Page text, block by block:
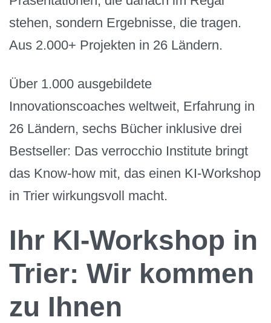
stehen, sondern Ergebnisse, die tragen.
Aus 2.000+ Projekten in 26 Ländern.
Über 1.000 ausgebildete
Innovationscoaches weltweit, Erfahrung in
26 Ländern, sechs Bücher inklusive drei
Bestseller: Das verrocchio Institute bringt
das Know-how mit, das einen KI-Workshop
in Trier wirkungsvoll macht.
Ihr KI-Workshop in
Trier: Wir kommen
zu Ihnen